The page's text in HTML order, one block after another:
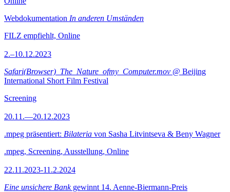
Webdokumentation In anderen Umständen
FILZ empfiehlt, Online
2.–10.12.2023
Safari(Browser)_The_Nature_ofmy_Computer.mov @ Beijing
International Short Film Festival
Screening
20.11.—20.12.2023
.mpeg präsentiert: Bilateria von Sasha Litvintseva & Beny Wagner
.mpeg, Screening, Ausstellung, Online
22.11.2023-11.2.2024
Eine unsichere Bankgewinnt 14. Aenne-Biermann-Preis